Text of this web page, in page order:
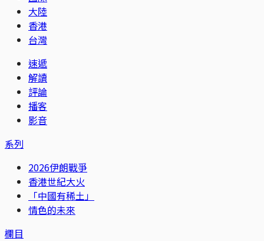
大陸
香港
台灣
速遞
解讀
評論
播客
影音
系列
2026伊朗戰爭
香港世紀大火
「中國有稀土」
情色的未來
欄目